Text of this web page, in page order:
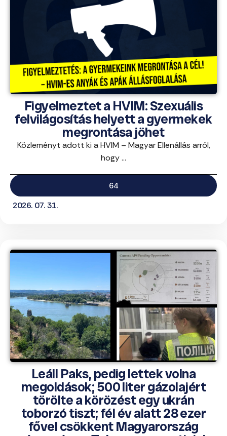
Figyelmeztet a HVIM: Szexuális
felvilágosítás helyett a gyermekek
megrontása jöhet
Közleményt adott ki a HVIM – Magyar Ellenállás arról,
hogy ...
64
2026. 07. 31.
Leáll Paks, pedig lettek volna
megoldások; 500 liter gázolajért
törölte a körözést egy ukrán
toborzó tiszt; fél év alatt 28 ezer
fővel csökkent Magyarország